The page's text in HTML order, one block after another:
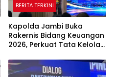
BERITA TERKINI
Kapolda Jambi Buka
Rakernis Bidang Keuangan
2026, Perkuat Tata Kelola
Transparan dan Akuntabel